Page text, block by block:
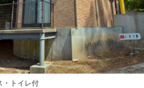
・トイレ付